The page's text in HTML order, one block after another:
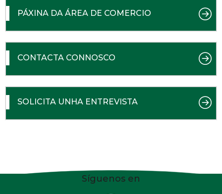
PÁXINA DA ÁREA DE COMERCIO
CONTACTA CONNOSCO
SOLICITA UNHA ENTREVISTA
Síguenos en